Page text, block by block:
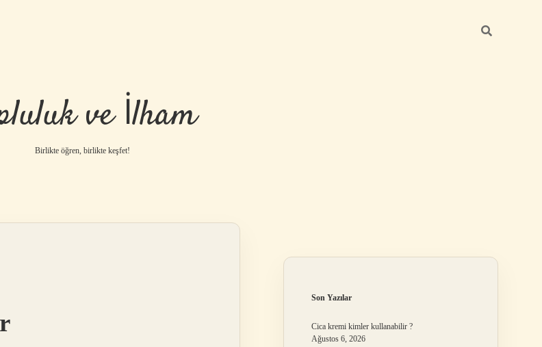
ve İlham
Birlikte öğren, birlikte keşfet!
Son Yazılar
Cica kremi kimler kullanabilir ?
Ağustos 6, 2026